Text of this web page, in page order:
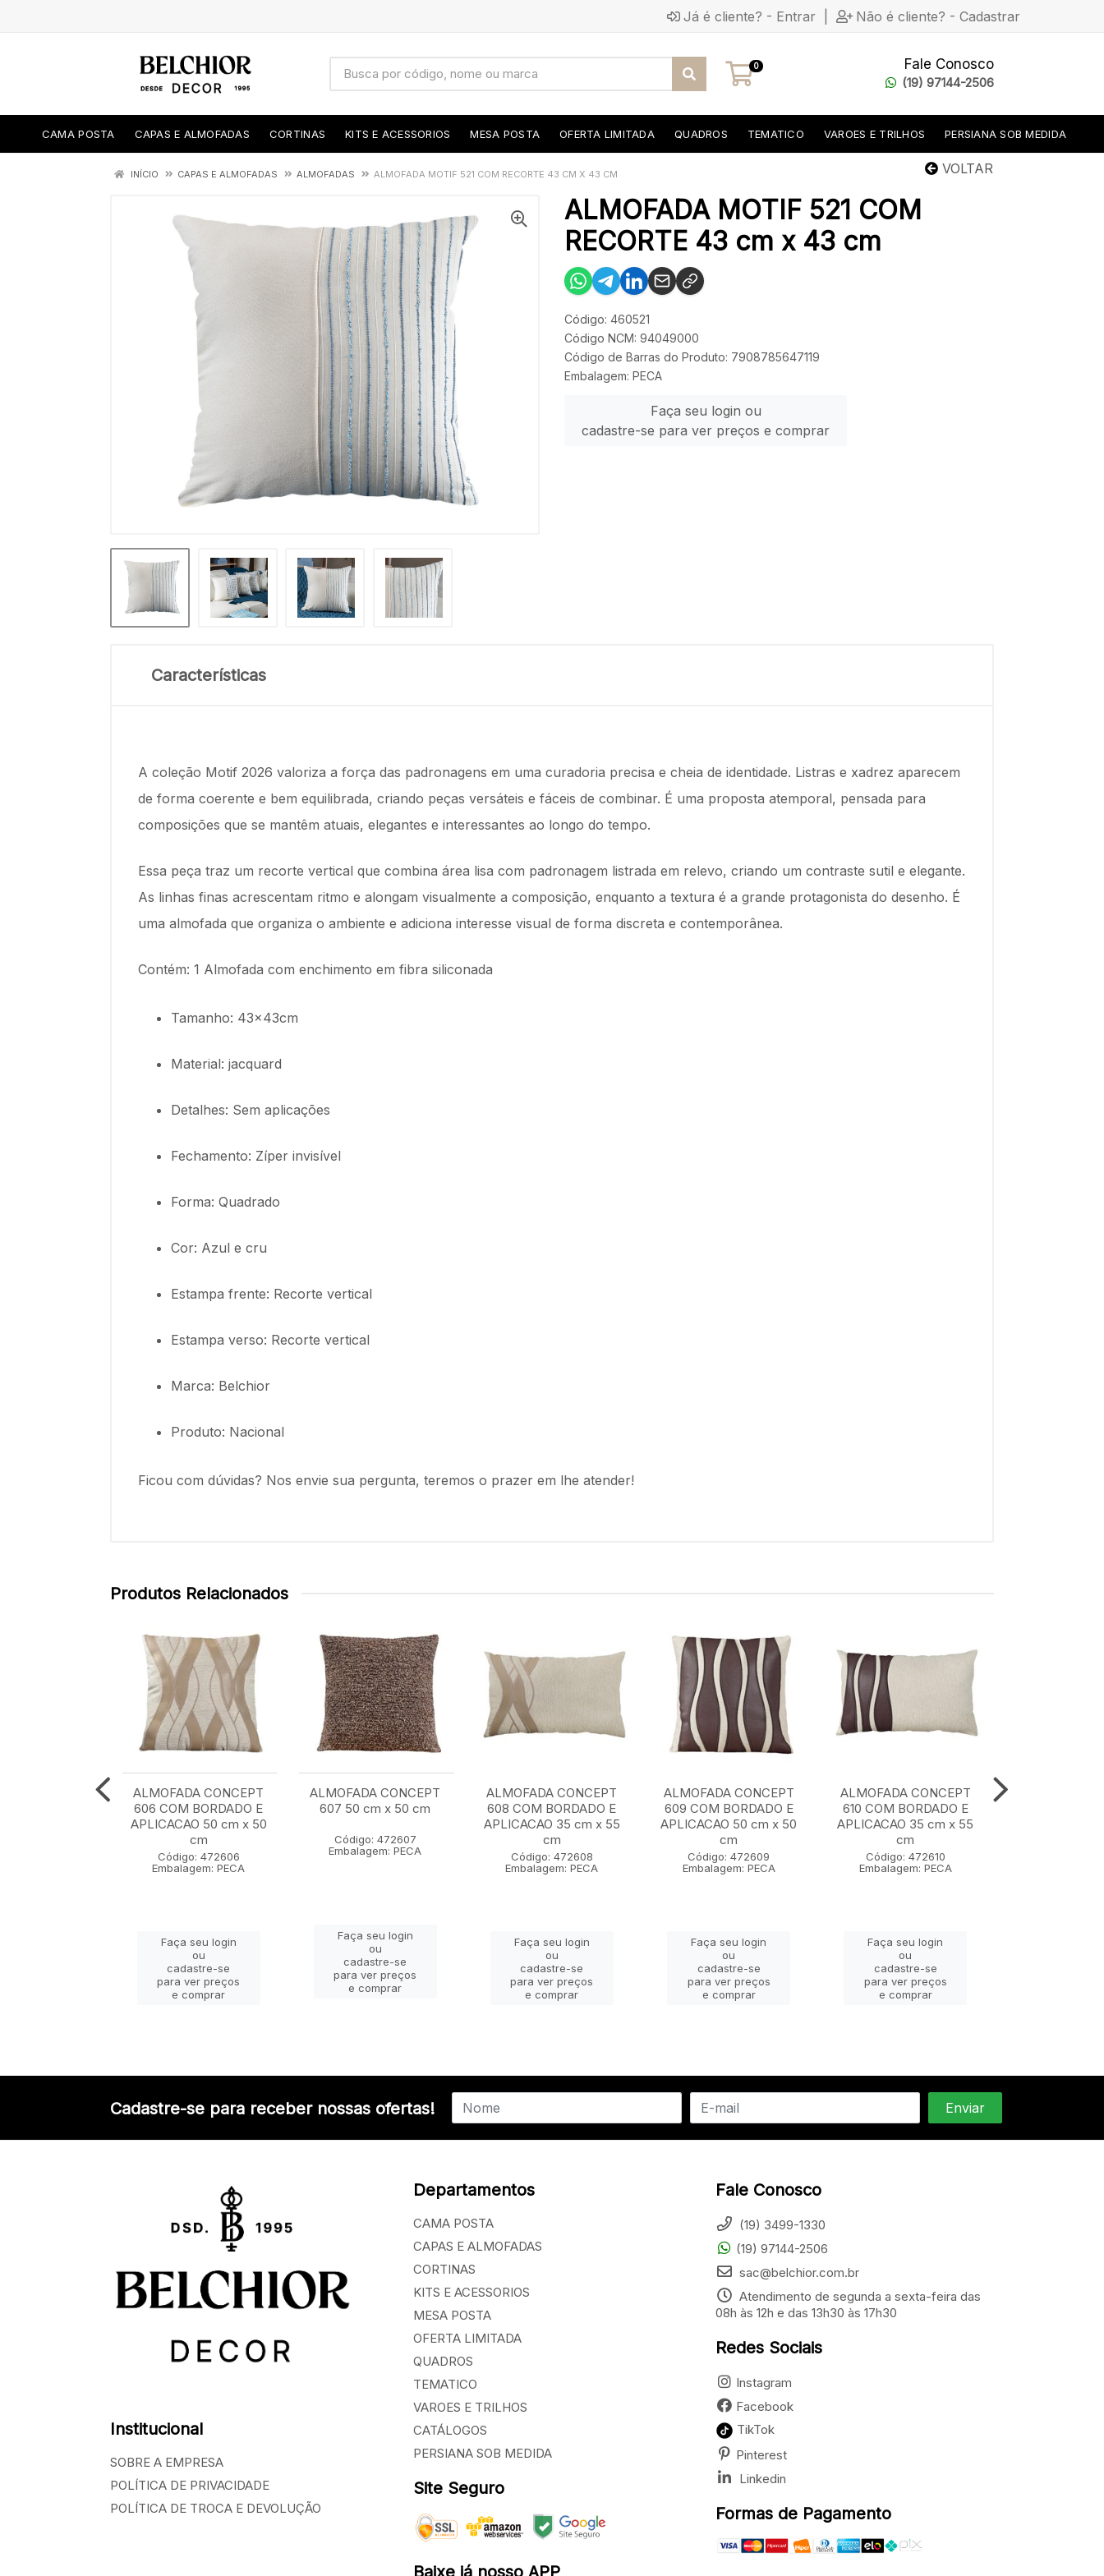
Já é cliente? - Entrar Não é cliente? - Cadastrar
0 Fale Conosco
(19) 97144-2506
CAMA POSTA CAPAS E ALMOFADAS CORTINAS KITS E ACESSORIOS MESA POSTA OFERTA LIMITADA QUADROS TEMATICO VAROES E TRILHOS PERSIANA SOB MEDIDA
VOLTAR
INÍCIO CAPAS E ALMOFADAS ALMOFADAS ALMOFADA MOTIF 521 COM RECORTE 43 CM X 43 CM
ALMOFADA MOTIF 521 COM
RECORTE 43 cm x 43 cm
Código: 460521
Código NCM: 94049000
Código de Barras do Produto: 7908785647119
Embalagem: PECA
Faça seu login ou
cadastre-se para ver preços e comprar
Características
A coleção Motif 2026 valoriza a força das padronagens em uma curadoria precisa e cheia de identidade. Listras e xadrez aparecem
de forma coerente e bem equilibrada, criando peças versáteis e fáceis de combinar. É uma proposta atemporal, pensada para
composições que se mantêm atuais, elegantes e interessantes ao longo do tempo.
Essa peça traz um recorte vertical que combina área lisa com padronagem listrada em relevo, criando um contraste sutil e elegante.
As linhas finas acrescentam ritmo e alongam visualmente a composição, enquanto a textura é a grande protagonista do desenho. É
uma almofada que organiza o ambiente e adiciona interesse visual de forma discreta e contemporânea.
Contém: 1 Almofada com enchimento em fibra siliconada
Tamanho: 43x43cm
Material: jacquard
Detalhes: Sem aplicações
Fechamento: Zíper invisível
Forma: Quadrado
Cor: Azul e cru
Estampa frente: Recorte vertical
Estampa verso: Recorte vertical
Marca: Belchior
Produto: Nacional
Ficou com dúvidas? Nos envie sua pergunta, teremos o prazer em lhe atender!
Produtos Relacionados
CONCEPT 611
ALMOFADA CONCEPT
606 COM BORDADO E
APLICACAO 50 cm x 50
cm
Código: 472606
Embalagem: PECA
Faça seu login
ou
cadastre-se
para ver preços
e comprar
ALMOFADA CONCEPT
607 50 cm x 50 cm
Código: 472607
Embalagem: PECA
Faça seu login
ou
cadastre-se
para ver preços
e comprar
ALMOFADA CONCEPT
608 COM BORDADO E
APLICACAO 35 cm x 55
cm
Código: 472608
Embalagem: PECA
Faça seu login
ou
cadastre-se
para ver preços
e comprar
ALMOFADA CONCEPT
609 COM BORDADO E
APLICACAO 50 cm x 50
cm
Código: 472609
Embalagem: PECA
Faça seu login
ou
cadastre-se
para ver preços
e comprar
ALMOFADA CONCEPT
610 COM BORDADO E
APLICACAO 35 cm x 55
cm
Código: 472610
Embalagem: PECA
Faça seu login
ou
cadastre-se
para ver preços
e comprar
ALMOFADA
Cadastre-se para receber nossas ofertas!
Institucional
SOBRE A EMPRESA
POLÍTICA DE PRIVACIDADE
POLÍTICA DE TROCA E DEVOLUÇÃO
Departamentos
CAMA POSTA
CAPAS E ALMOFADAS
CORTINAS
KITS E ACESSORIOS
MESA POSTA
OFERTA LIMITADA
QUADROS
TEMATICO
VAROES E TRILHOS
CATÁLOGOS
PERSIANA SOB MEDIDA
Site Seguro
Baixe já nosso APP
Fale Conosco
(19) 3499-1330
(19) 97144-2506
sac@belchior.com.br
Atendimento de segunda a sexta-feira das
08h às 12h e das 13h30 às 17h30
Redes Sociais
Instagram
Facebook
TikTok
Pinterest
Linkedin
Formas de Pagamento